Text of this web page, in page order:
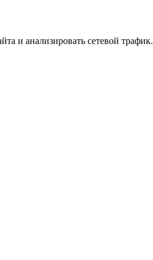
и анализировать сетевой трафик.